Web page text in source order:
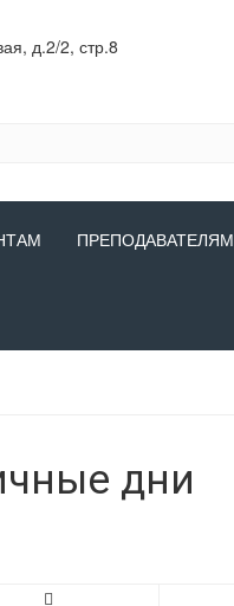
д.2/2, стр.8
ПРЕПОДАВАТЕЛЯМ
дни